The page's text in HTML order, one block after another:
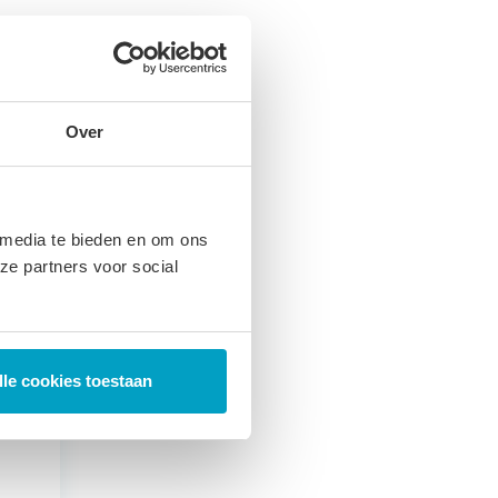
Over
te bieden en om ons
partners voor social
cookies toestaan